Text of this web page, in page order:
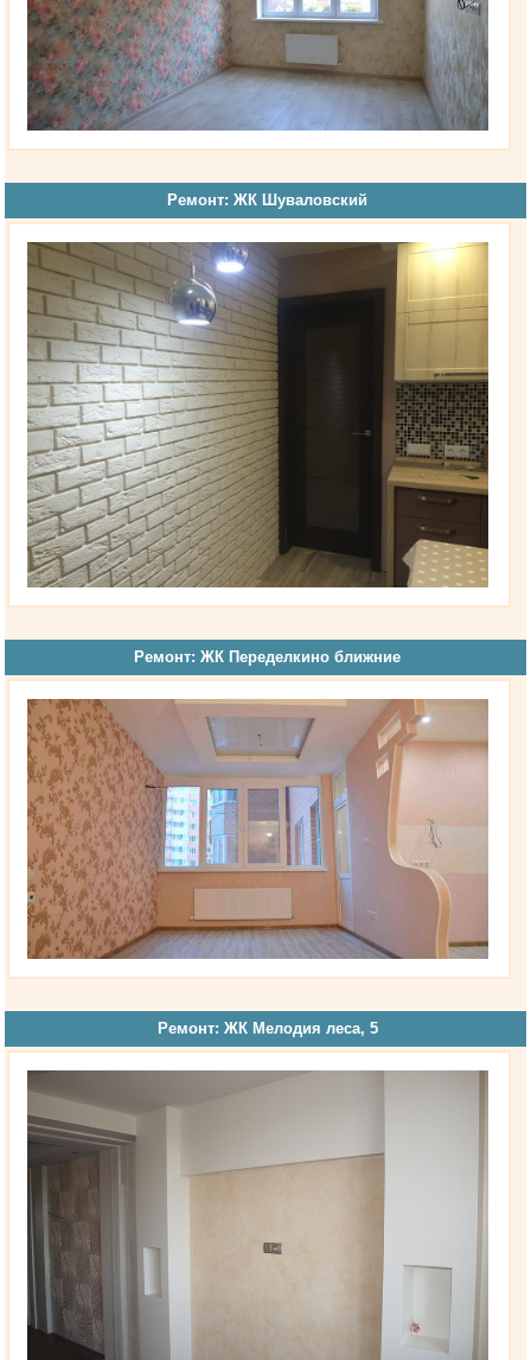
Ремонт: ЖК Шуваловский
Ремонт: ЖК Переделкино ближние
Ремонт: ЖК Мелодия леса, 5